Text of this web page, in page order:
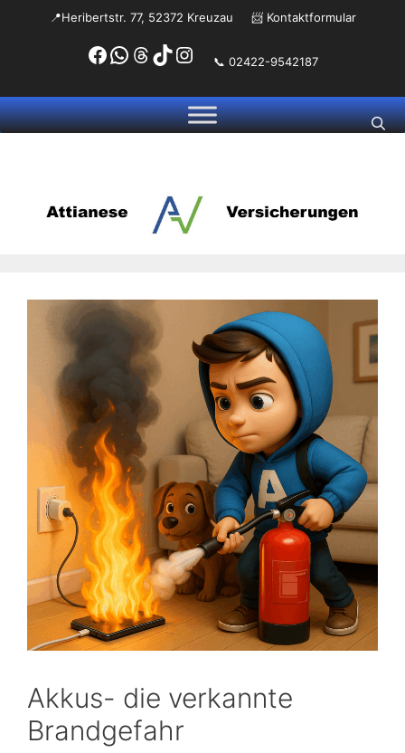
📍Heribertstr. 77, 52372 Kreuzau 📨 Kontaktformular
Facebook
WhatsApp
Threads
TikTok
Instagram
📞 02422-9542187
Akkus- die verkannte
Brandgefahr